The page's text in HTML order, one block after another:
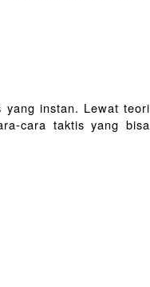
yang instan. Lewat teori
cara taktis yang bisa